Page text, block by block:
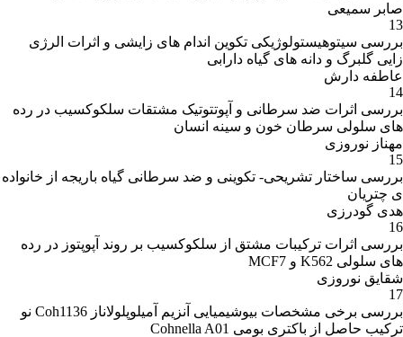
صابر سمیعی
13
بررسی سیتوهیستولوژیکی تکوین اندام های زایشی و اثرات الرژی
زایی گلبرگ و دانه های گیاه دارابی
عاطفه دارش
14
بررسی اثرات ضد سرطانی و آپوتتوتیک مشتقات سلکوکسیب در رده
های سلولی سرطان خون و سینه انسان
مهناز نوروزی
15
بررسی ساختار تشریحی- تکوینی و ضد سرطانی گیاه باریجه از خانواده
ی چتریان
هدی گودرزی
16
بررسی اثرات ترکیبات مشتق از سلکوکسیب بر روند آپوپتوز در رده
های سلولی K562 و MCF7
شقایق نوروزی
17
بررسی برخی مشخصات بیوشیمیایی آنزیم آمیلوپلولاناز Coh1136 نو
ترکیب حاصل از باکتری بومی Cohnella A01